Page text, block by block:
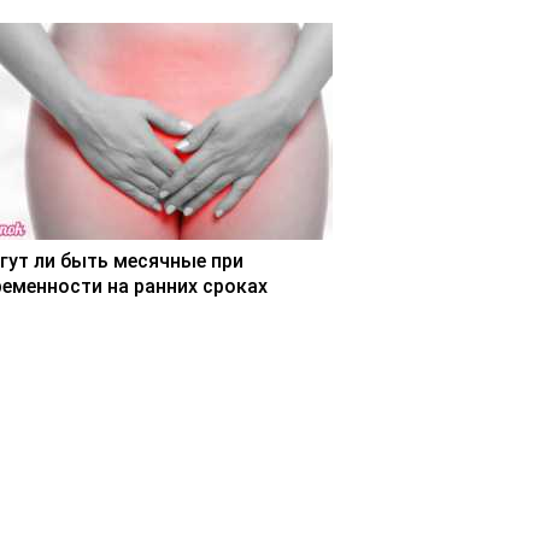
ли быть месячные при
на ранних сроках